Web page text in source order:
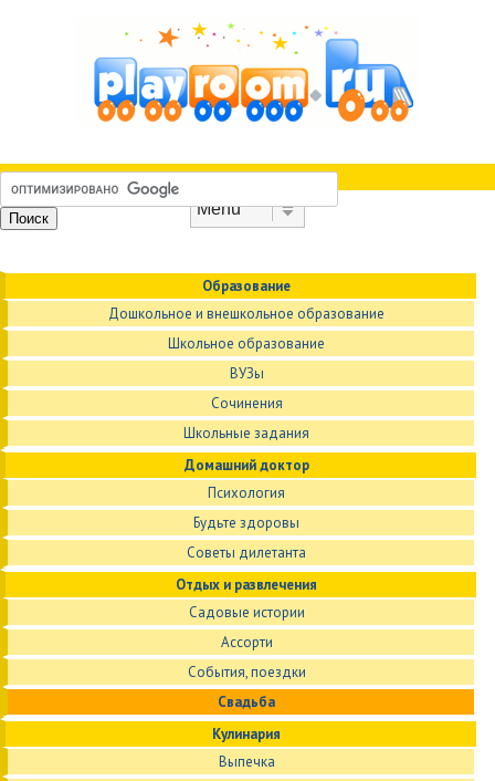
Образование
Дошкольное и внешкольное образование
Школьное образование
ВУЗы
Сочинения
Школьные задания
Домашний доктор
Психология
Будьте здоровы
Советы дилетанта
Отдых и развлечения
Садовые истории
Ассорти
События, поездки
Свадьба
Кулинария
Выпечка